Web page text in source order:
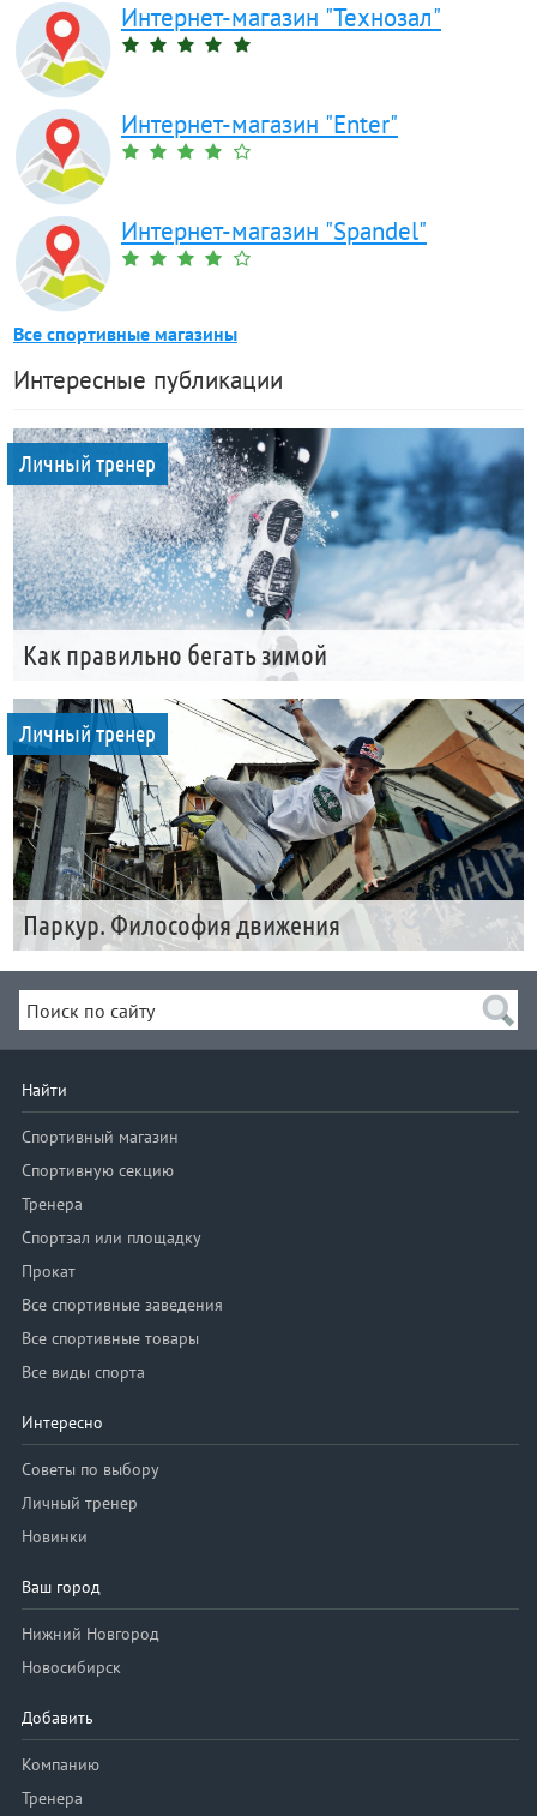
Интернет-магазин "Технозал"
Интернет-магазин "Enter"
Интернет-магазин "Spandel"
Все спортивные магазины
Интересные публикации
Личный тренер
Как правильно бегать зимой
Личный тренер
Паркур. Философия движения
Найти
Спортивный магазин
Спортивную секцию
Тренера
Спортзал или площадку
Прокат
Все спортивные заведения
Все спортивные товары
Все виды спорта
Интересно
Советы по выбору
Личный тренер
Новинки
Ваш город
Нижний Новгород
Новосибирск
Добавить
Компанию
Тренера